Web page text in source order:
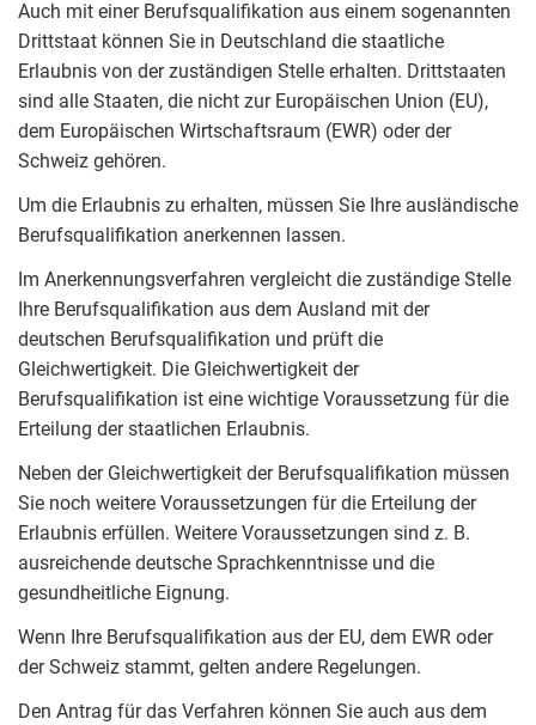
Auch mit einer Berufsqualifikation aus einem sogenannten
Drittstaat können Sie in Deutschland die staatliche
Erlaubnis von der zuständigen Stelle erhalten. Drittstaaten
sind alle Staaten, die nicht zur Europäischen Union (EU),
dem Europäischen Wirtschaftsraum (EWR) oder der
Schweiz gehören.
Um die Erlaubnis zu erhalten, müssen Sie Ihre ausländische
Berufsqualifikation anerkennen lassen.
Im Anerkennungsverfahren vergleicht die zuständige Stelle
Ihre Berufsqualifikation aus dem Ausland mit der
deutschen Berufsqualifikation und prüft die
Gleichwertigkeit. Die Gleichwertigkeit der
Berufsqualifikation ist eine wichtige Voraussetzung für die
Erteilung der staatlichen Erlaubnis.
Neben der Gleichwertigkeit der Berufsqualifikation müssen
Sie noch weitere Voraussetzungen für die Erteilung der
Erlaubnis erfüllen. Weitere Voraussetzungen sind z. B.
ausreichende deutsche Sprachkenntnisse und die
gesundheitliche Eignung.
Wenn Ihre Berufsqualifikation aus der EU, dem EWR oder
der Schweiz stammt, gelten andere Regelungen.
Den Antrag für das Verfahren können Sie auch aus dem